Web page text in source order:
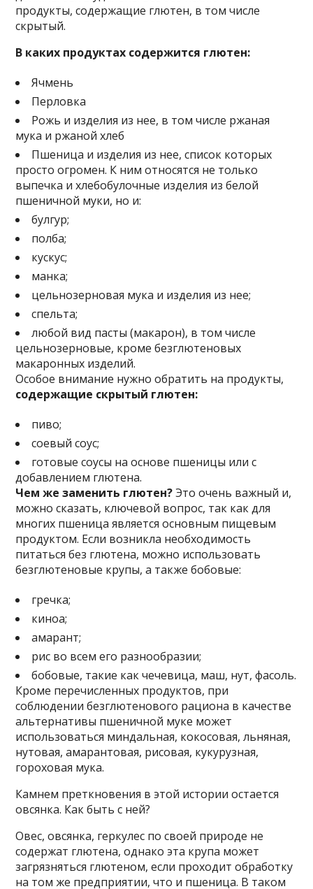
продукты, содержащие глютен, в том числе
скрытый.
В каких продуктах содержится глютен:
Ячмень
Перловка
Рожь и изделия из нее, в том числе ржаная
мука и ржаной хлеб
Пшеница и изделия из нее, список которых
просто огромен. К ним относятся не только
выпечка и хлебобулочные изделия из белой
пшеничной муки, но и:
булгур;
полба;
кускус;
манка;
цельнозерновая мука и изделия из нее;
спельта;
любой вид пасты (макарон), в том числе
цельнозерновые, кроме безглютеновых
макаронных изделий.
Особое внимание нужно обратить на продукты,
содержащие скрытый глютен:
пиво;
соевый соус;
готовые соусы на основе пшеницы или с
добавлением глютена.
Чем же заменить глютен?Это очень важный и,
можно сказать, ключевой вопрос, так как для
многих пшеница является основным пищевым
продуктом. Если возникла необходимость
питаться без глютена, можно использовать
безглютеновые крупы, а также бобовые:
гречка;
киноа;
амарант;
рис во всем его разнообразии;
бобовые, такие как чечевица, маш, нут, фасоль.
Кроме перечисленных продуктов, при
соблюдении безглютенового рациона в качестве
альтернативы пшеничной муке может
использоваться миндальная, кокосовая, льняная,
нутовая, амарантовая, рисовая, кукурузная,
гороховая мука.
Камнем преткновения в этой истории остается
овсянка. Как быть с ней?
Овес, овсянка, геркулес по своей природе не
содержат глютена, однако эта крупа может
загрязняться глютеном, если проходит обработку
на том же предприятии, что и пшеница. В таком